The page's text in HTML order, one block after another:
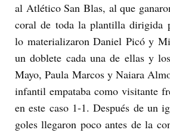
al Atlético San Blas, al que
coral de toda la plantilla dirigida
lo materializaron Daniel Picó y
un doblete cada una de ellas y
Mayo, Paula Marcos y Naiara
infantil empataba como visitante
en este caso 1-1. Después de un
goles llegaron poco antes de la